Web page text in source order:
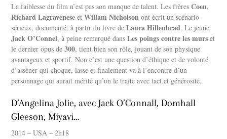
La faiblesse du film n’est pas son manque de talent. Les frèresCoen,
Richard Lagravenese etWillam Nicholson ont écrit un scénario
sérieux, documenté, à partir du livre deLaura Hillenbrad. Le jeune
Jack O’Connel, à peine remarqué dansLes poings contre les murset
le dernier opus de300, tient bien son rôle, jouant de son physique
avantageux et sportif. Non c’est une question d’éthique et de volonté
d’asséner qui choque, lasse et finalement va à l’encontre d’un
personnage qui aurait mérité qu’on le traite avec tact et générosité.
D’Angelina Jolie, avec Jack O’Connall, Domhall
Gleeson, Miyavi…
2014 – USA – 2h18